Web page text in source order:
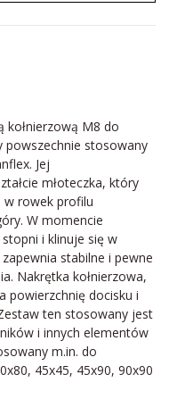
kołnierzową M8 do
stosowany
Jej
młoteczka, który
w rowek profilu
W momencie
i klinuje się w
stabilne i pewne
Nakrętka kołnierzowa,
powierzchnię docisku i
ten stosowany jest
i innych elementów
m.in. do
45x45, 45x90, 90x90